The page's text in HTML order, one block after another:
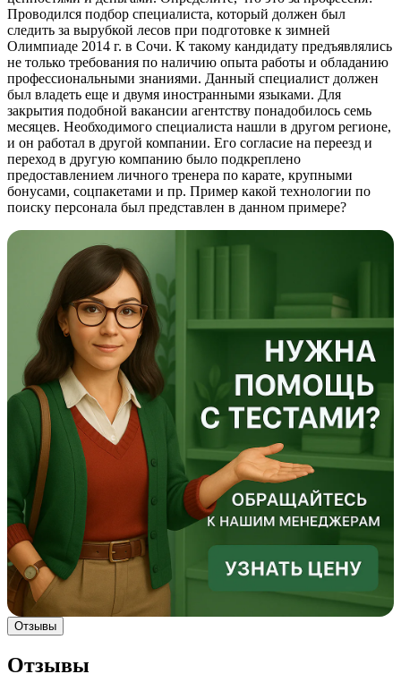
Проводился подбор специалиста, который должен был
следить за вырубкой лесов при подготовке к зимней
Олимпиаде 2014 г. в Сочи. К такому кандидату предъявлялись
не только требования по наличию опыта работы и обладанию
профессиональными знаниями. Данный специалист должен
был владеть еще и двумя иностранными языками. Для
закрытия подобной вакансии агентству понадобилось семь
месяцев. Необходимого специалиста нашли в другом регионе,
и он работал в другой компании. Его согласие на переезд и
переход в другую компанию было подкреплено
предоставлением личного тренера по карате, крупными
бонусами, соцпакетами и пр. Пример какой технологии по
поиску персонала был представлен в данном примере?
Отзывы
Отзывы